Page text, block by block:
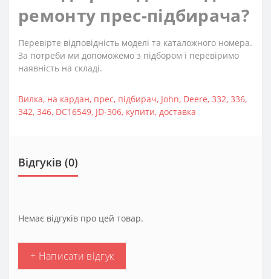
ремонту прес-підбирача?
Перевірте відповідність моделі та каталожного номера.
За потреби ми допоможемо з підбором і перевіримо
наявність на складі.
Вилка, на кардан, прес, підбирач, John, Deere, 332, 336,
342, 346, DC16549, JD-306, купити, доставка
Відгуків (0)
Немає відгуків про цей товар.
+ Написати відгук